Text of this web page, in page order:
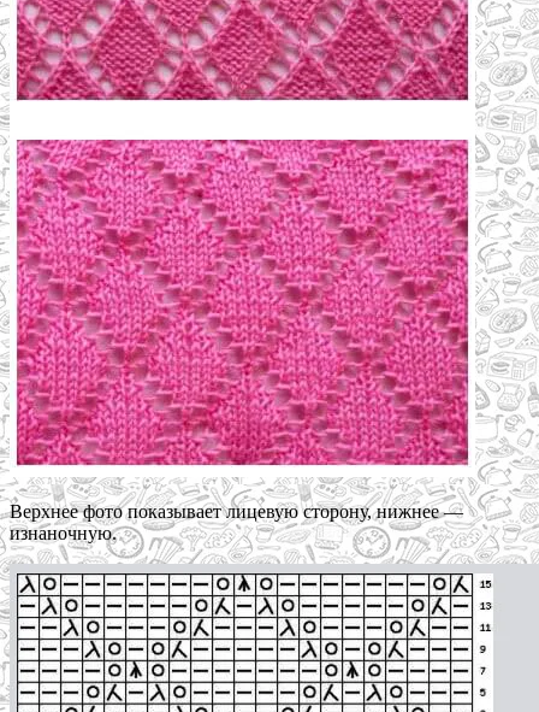
Верхнее фото показывает лицевую сторону, нижнее —
изнаночную.